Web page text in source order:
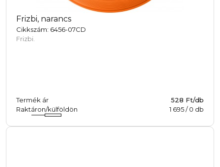
Frizbi, narancs
Cikkszám: 6456-07CD
Frizbi.
Termék ár
528 Ft/db
Raktáron/külföldön
1 695/0 db